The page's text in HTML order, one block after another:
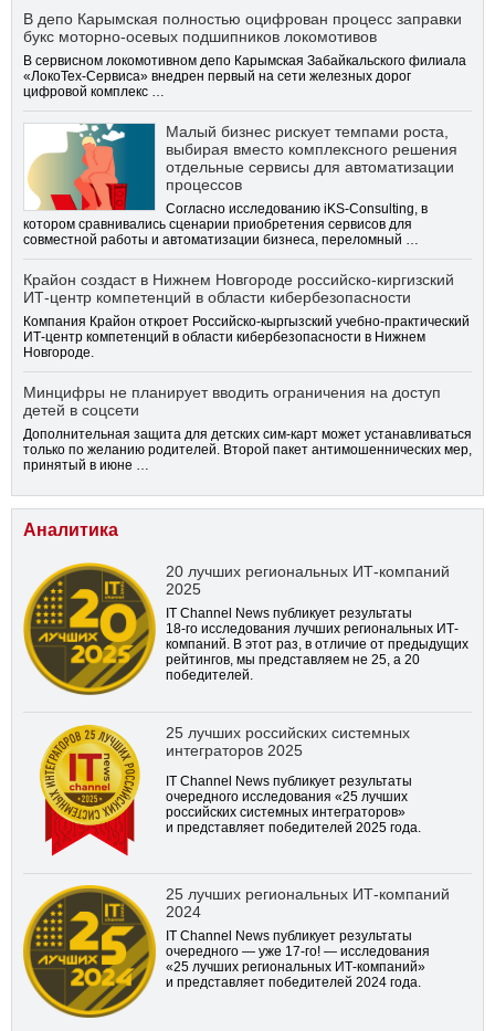
В депо Карымская полностью оцифрован процесс заправки
букс моторно-осевых подшипников локомотивов
В сервисном локомотивном депо Карымская Забайкальского филиала
«ЛокоТех-Сервиса» внедрен первый на сети железных дорог
цифровой комплекс …
Малый бизнес рискует темпами роста,
выбирая вместо комплексного решения
отдельные сервисы для автоматизации
процессов
Согласно исследованию iKS-Consulting, в
котором сравнивались сценарии приобретения сервисов для
совместной работы и автоматизации бизнеса, переломный …
Крайон создаст в Нижнем Новгороде российско-киргизский
ИТ-центр компетенций в области кибербезопасности
Компания Крайон откроет Российско-кыргызский учебно-практический
ИТ-центр компетенций в области кибербезопасности в Нижнем
Новгороде.
Минцифры не планирует вводить ограничения на доступ
детей в соцсети
Дополнительная защита для детских сим-карт может устанавливаться
только по желанию родителей. Второй пакет антимошеннических мер,
принятый в июне …
Аналитика
20 лучших региональных ИТ-компаний
2025
IT Channel News публикует результаты
18-го исследования лучших региональных ИТ-
компаний. В этот раз, в отличие от предыдущих
рейтингов, мы представляем не 25, а 20
победителей.
25 лучших российских системных
интеграторов 2025
IT Channel News публикует результаты
очередного исследования «25 лучших
российских системных интеграторов»
и представляет победителей 2025 года.
25 лучших региональных ИТ-компаний
2024
IT Channel News публикует результаты
очередного — уже 17-го! — исследования
«25 лучших региональных ИТ-компаний»
и представляет победителей 2024 года.